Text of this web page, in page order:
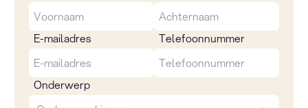
E-mailadres Telefoonnummer
Onderwerp